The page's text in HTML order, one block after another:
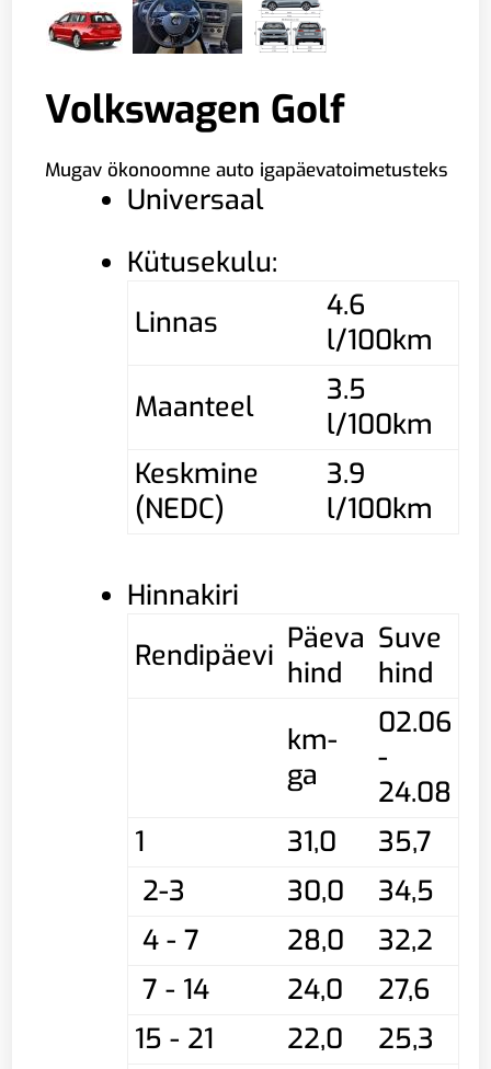
Volkswagen Golf
Mugav ökonoomne auto igapäevatoimetusteks
Universaal
Kütusekulu:
Linnas
4.6
l/100km
Maanteel
3.5
l/100km
Keskmine
(NEDC)
3.9
l/100km
Hinnakiri
Rendipäevi Päeva
hind
Suve
hind
km-
ga
02.06
-
24.08
1
31,0
35,7
2-3
30,0
34,5
4 - 7
28,0
32,2
7 - 14
24,0
27,6
15 - 21
22,0
25,3